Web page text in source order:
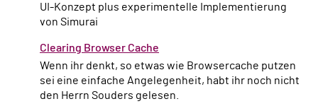
UI-Konzept plus experimentelle Implementierung
von Simurai
Clearing Browser Cache
Wenn ihr denkt, so etwas wie Browsercache putzen
sei eine einfache Angelegenheit, habt ihr noch nicht
den Herrn Souders gelesen.